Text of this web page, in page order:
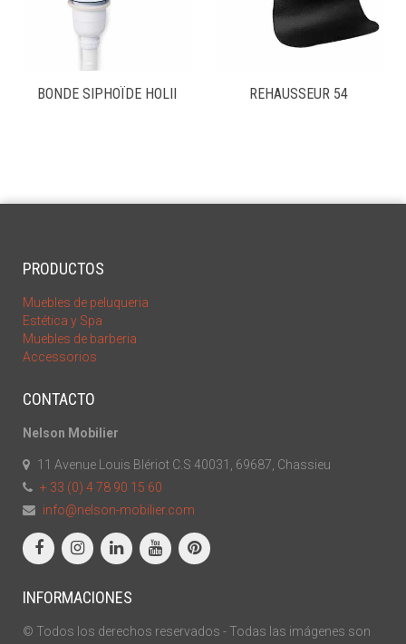
BONDE SIPHOÏDE HOLII REHAUSSEUR 54
PRODUCTOS
Muebles de peluqueria
Estética y Spa
Muebles de barberia
Accessorios
CONTACTO
Nelson Mobilier
11 Avenue Louis Blériot C.S 40031, 69687, Chassieu
+ 33 (0) 4 78 90 15 60
info@nelson-mobilier.com
INFORMACIONES
© Todos los derechos reservados - Todas las imágenes son